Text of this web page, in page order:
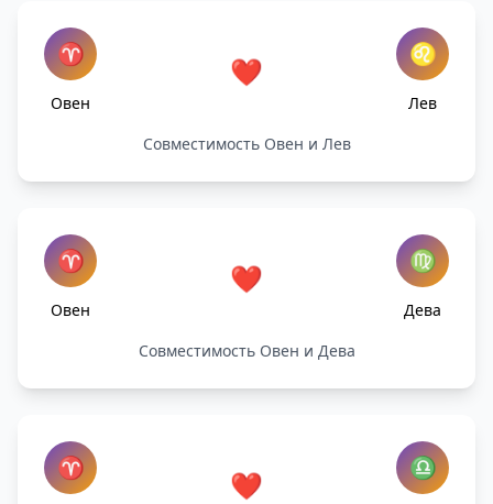
♈
Овен
❤️ ♌
Лев
Совместимость Овен и Лев
♈
Овен
❤️ ♍
Дева
Совместимость Овен и Дева
♈ ❤️ ♎